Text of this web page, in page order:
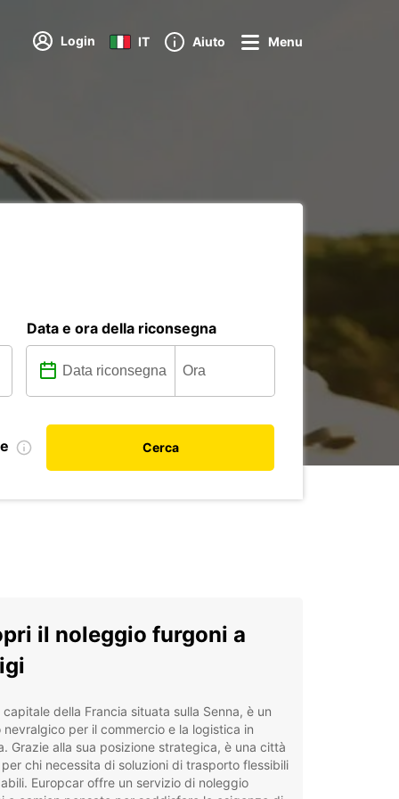
Login IT Aiuto Menu
Data e ora della riconsegna
Cerca
il noleggio furgoni a
capitale della Francia situata sulla Senna, è un
nevralgico per il commercio e la logistica in
Grazie alla sua posizione strategica, è una città
chi necessita di soluzioni di trasporto flessibili
Europcar offre un servizio di noleggio